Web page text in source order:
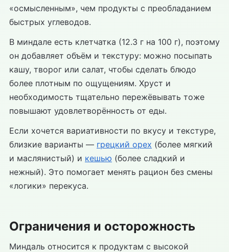
«осмысленным», чем продукты с преобладанием
быстрых углеводов.
В миндале есть клетчатка (12.3 г на 100 г), поэтому
он добавляет объём и текстуру: можно посыпать
кашу, творог или салат, чтобы сделать блюдо
более плотным по ощущениям. Хруст и
необходимость тщательно пережёвывать тоже
повышают удовлетворённость от еды.
Если хочется вариативности по вкусу и текстуре,
близкие варианты — грецкий орех (более мягкий
и маслянистый) и кешью (более сладкий и
нежный). Это помогает менять рацион без смены
«логики» перекуса.
Ограничения и осторожность
Миндаль относится к продуктам с высокой